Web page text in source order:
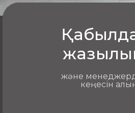
тексеру барысында
Кеудені үлкейтуді
және
кеңесін